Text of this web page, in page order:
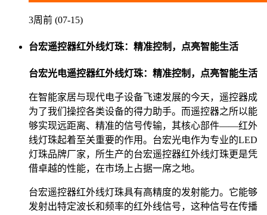
3周前 (07-15)
台宏遥控器红外线灯珠：精准控制，点亮智能生活
台宏光电遥控器红外线灯珠：精准控制，点亮智能生活
在智能家居与现代电子设备飞速发展的今天，遥控器成
为了我们操控各类设备的得力助手。而遥控器之所以能
够实现远距离、精准的信号传输，其核心部件——红外
线灯珠起着至关重要的作用。台宏光电作为专业的LED
灯珠品牌厂家，所生产的台宏遥控器红外线灯珠更是凭
借卓越的性能，在市场上占据一席之地。
台宏遥控器红外线灯珠具有高精度的发射能力。它能够
发射出特定波长和频率的红外线信号，这种信号在传播